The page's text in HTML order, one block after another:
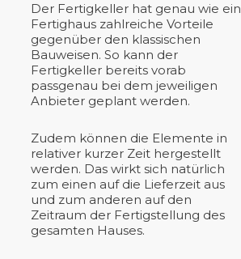
Der Fertigkeller hat genau wie ein
Fertighaus zahlreiche Vorteile
gegenüber den klassischen
Bauweisen. So kann der
Fertigkeller bereits vorab
passgenau bei dem jeweiligen
Anbieter geplant werden.
Zudem können die Elemente in
relativer kurzer Zeit hergestellt
werden. Das wirkt sich natürlich
zum einen auf die Lieferzeit aus
und zum anderen auf den
Zeitraum der Fertigstellung des
gesamten Hauses.